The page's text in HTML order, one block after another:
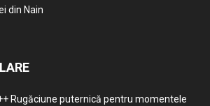
din Nain
Rugăciune puternică pentru momentele